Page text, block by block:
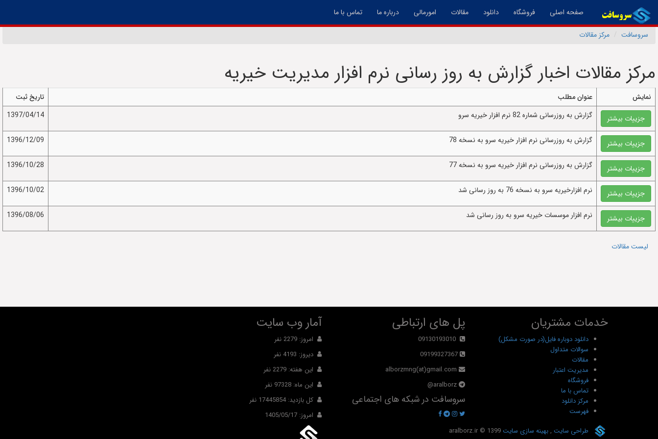
صفحه اصلی(فعال)فروشگاه دانلود مقالات امورمالی درباره ما تماس با ما
سروسافت مرکز مقالات
مرکز مقالات اخبار گزارش به روز رسانی نرم افزار مدیریت خیریه
نمایش عنوان مطلب
تاریخ ثبت
جزییات بیشتر
گزارش به روزرسانی شماره 82 نرم افزار خیریه سرو 1397/04/14
جزییات بیشتر گزارش به روزرسانی نرم افزار خیریه سرو به نسخه 78 1396/12/09
جزییات بیشتر گزارش به روزرسانی نرم افزار خیریه سرو به نسخه 77 1396/10/28
جزییات بیشتر نرم افزارخیریه سرو به نسخه 76 به روز رسانی شد 1396/10/02
جزییات بیشتر نرم افزار موسسات خیریه سرو به روز رسانی شد 1396/08/06
لیست مقالات
خدمات مشتریان
دانلود دوباره فایل(در صورت مشکل)
سوالات متداول
مقالات
مدیریت اعتبار
فروشگاه
تماس با ما
مرکز دانلود
فهرست
پل های ارتباطی
09130193010
09199327367
alborzmng(at)gmail.com
aralborz@
سروسافت در شبکه های اجتماعی
آمار وب سایت
امروز: 2279 نفر
دیروز: 4193 نفر
این هفته: 2279 نفر
این ماه: 97328 نفر
کل بازدید: 17445854 نفر
امروز: 1405/05/17
طراحی سایت ,بهینه سازی سایت aralborz.ir © 1399